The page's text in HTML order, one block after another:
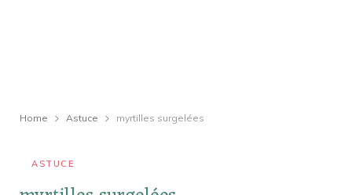
Home Astuce myrtilles surgelées
ASTUCE